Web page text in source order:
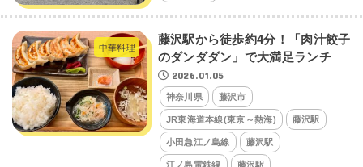
中華料理
藤沢駅から徒歩約4分！「肉汁餃子
のダンダダン」で大満足ランチ
2026.01.05
神奈川県 藤沢市
JR東海道本線(東京～熱海) 藤沢駅
小田急江ノ島線 藤沢駅
江ノ島電鉄線 藤沢駅